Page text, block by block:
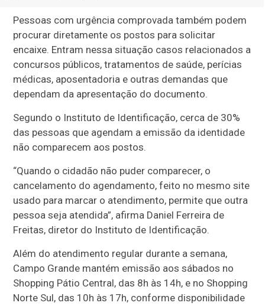
Pessoas com urgência comprovada também podem
procurar diretamente os postos para solicitar
encaixe. Entram nessa situação casos relacionados a
concursos públicos, tratamentos de saúde, perícias
médicas, aposentadoria e outras demandas que
dependam da apresentação do documento.
Segundo o Instituto de Identificação, cerca de 30%
das pessoas que agendam a emissão da identidade
não comparecem aos postos.
“Quando o cidadão não puder comparecer, o
cancelamento do agendamento, feito no mesmo site
usado para marcar o atendimento, permite que outra
pessoa seja atendida”, afirma Daniel Ferreira de
Freitas, diretor do Instituto de Identificação.
Além do atendimento regular durante a semana,
Campo Grande mantém emissão aos sábados no
Shopping Pátio Central, das 8h às 14h, e no Shopping
Norte Sul, das 10h às 17h, conforme disponibilidade